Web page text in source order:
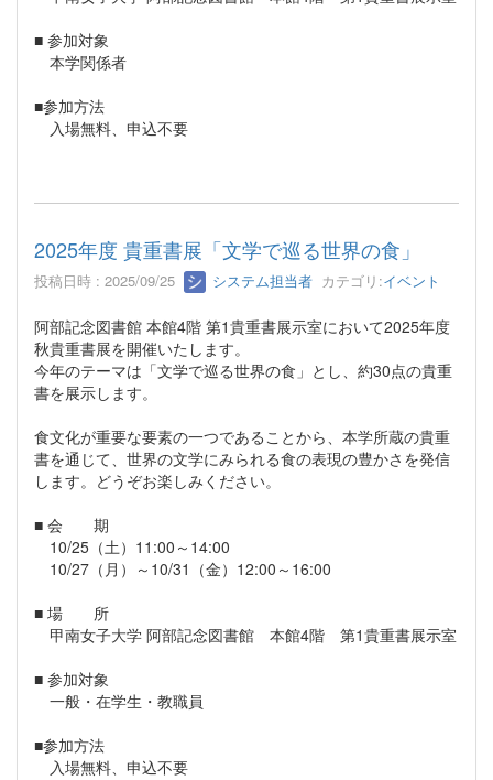
■ 参加対象
本学関係者
■参加方法
入場無料、申込不要
2025年度 貴重書展「文学で巡る世界の食」
投稿日時 : 2025/09/25 システム担当者 カテゴリ:イベント
阿部記念図書館 本館4階 第1貴重書展示室において2025年度
秋貴重書展を開催いたします。
今年のテーマは「文学で巡る世界の食」とし、約30点の貴重
書を展示します。
食文化が重要な要素の一つであることから、本学所蔵の貴重
書を通じて、世界の文学にみられる食の表現の豊かさを発信
します。どうぞお楽しみください。
■ 会 期
10/25（土）11:00～14:00
10/27（月）～10/31（金）12:00～16:00
■ 場 所
甲南女子大学 阿部記念図書館 本館4階 第1貴重書展示室
■ 参加対象
一般・在学生・教職員
■参加方法
入場無料、申込不要